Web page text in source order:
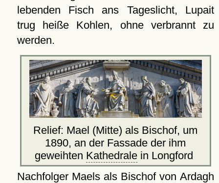
lebenden Fisch ans Tageslicht, Lupait
trug heiße Kohlen, ohne verbrannt zu
werden.
Relief: Mael (Mitte) als Bischof, um
1890, an der Fassade der ihm
geweihten Kathedrale in Longford
Nachfolger Maels als Bischof von Ardagh